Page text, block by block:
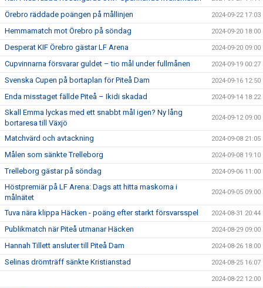
Örebro räddade poängen på mållinjen 2024-09-22 17:03
Hemmamatch mot Örebro på söndag 2024-09-20 18:00
Desperat KIF Örebro gästar LF Arena 2024-09-20 09:00
Cupvinnarna försvarar guldet – tio mål under fullmånen 2024-09-19 00:27
Svenska Cupen på bortaplan för Piteå Dam 2024-09-16 12:50
Enda misstaget fällde Piteå – Ikidi skadad 2024-09-14 18:22
Skall Emma lyckas med ett snabbt mål igen? Ny lång
bortaresa till Växjö
2024-09-12 09:00
Matchvärd och avtackning 2024-09-08 21:05
Målen som sänkte Trelleborg 2024-09-08 19:10
Trelleborg gästar på söndag 2024-09-06 11:00
Höstpremiär på LF Arena: Dags att hitta maskorna i
målnätet
2024-09-05 09:00
Tuva nära klippa Häcken - poäng efter starkt försvarsspel 2024-08-31 20:44
Publikmatch när Piteå utmanar Häcken 2024-08-29 09:00
Hannah Tillett ansluter till Piteå Dam 2024-08-26 18:00
Selinas drömträff sänkte Kristianstad 2024-08-25 16:07
2024-08-22 12:00